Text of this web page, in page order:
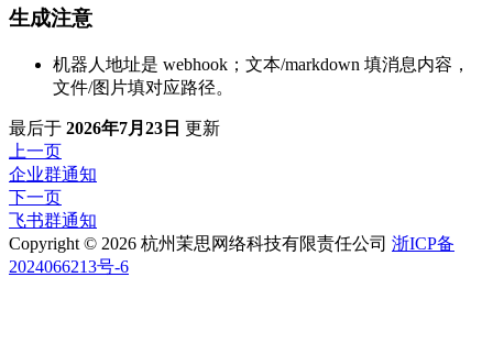
生成注意
机器人地址是 webhook；文本/markdown 填消息内容，
文件/图片填对应路径。
最后于 2026年7月23日 更新
上一页
企业群通知
下一页
飞书群通知
Copyright © 2026 杭州茉思网络科技有限责任公司 浙ICP备
2024066213号-6